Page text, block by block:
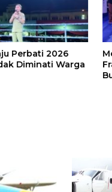
Perbati 2026
Diminati Warga